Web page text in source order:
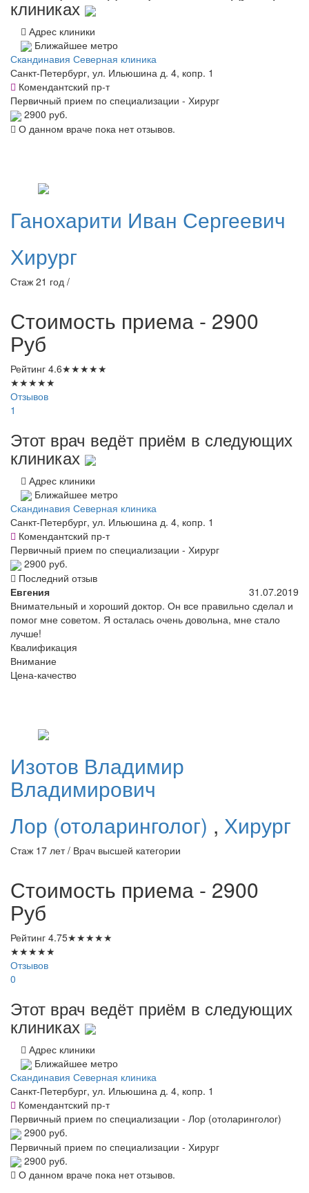
клиниках
Адрес клиники
Ближайшее метро
Скандинавия Северная клиника
Санкт-Петербург, ул. Ильюшина д. 4, копр. 1
Комендантский пр-т
Первичный прием по специализации - Хирург
2900 руб.
О данном враче пока нет отзывов.
Ганохарити Иван Сергеевич
Хирург
Стаж 21 год /
Стоимость приема - 2900
Руб
Рейтинг 4.6★★★★★
★★★★★
Отзывов
1
Этот врач ведёт приём в следующих
клиниках
Адрес клиники
Ближайшее метро
Скандинавия Северная клиника
Санкт-Петербург, ул. Ильюшина д. 4, копр. 1
Комендантский пр-т
Первичный прием по специализации - Хирург
2900 руб.
Последний отзыв
Евгения
31.07.2019
Внимательный и хороший доктор. Он все правильно сделал и
помог мне советом. Я осталась очень довольна, мне стало
лучше!
Квалификация
Внимание
Цена-качество
Изотов Владимир
Владимирович
Лор (отоларинголог) , Хирург
Стаж 17 лет / Врач высшей категории
Стоимость приема - 2900
Руб
Рейтинг 4.75★★★★★
★★★★★
Отзывов
0
Этот врач ведёт приём в следующих
клиниках
Адрес клиники
Ближайшее метро
Скандинавия Северная клиника
Санкт-Петербург, ул. Ильюшина д. 4, копр. 1
Комендантский пр-т
Первичный прием по специализации - Лор (отоларинголог)
2900 руб.
Первичный прием по специализации - Хирург
2900 руб.
О данном враче пока нет отзывов.